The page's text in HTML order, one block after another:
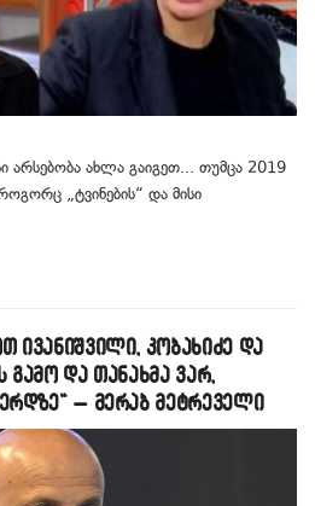
არსებობა ახლა გაიგეთ... თუმცა 2019
„ტვინების“ და მისი
ივანიშვილი, კობახიძე და
გამო და თანახმა ვარ,
– მერაბ მეტრეველი